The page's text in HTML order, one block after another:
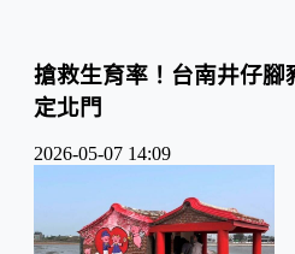
搶救生育率！台南井仔腳
定北門
2026-05-07 14:09